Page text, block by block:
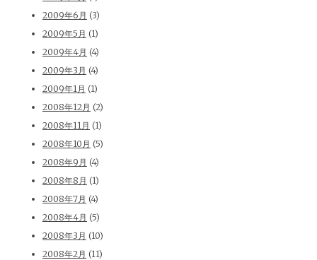
2009年6月 (3)
2009年5月 (1)
2009年4月 (4)
2009年3月 (4)
2009年1月 (1)
2008年12月 (2)
2008年11月 (1)
2008年10月 (5)
2008年9月 (4)
2008年8月 (1)
2008年7月 (4)
2008年4月 (5)
2008年3月 (10)
2008年2月 (11)